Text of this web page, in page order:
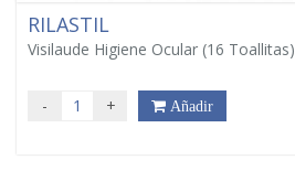
RILASTIL
Visilaude Higiene Ocular (16 Toallitas)
- + Añadir